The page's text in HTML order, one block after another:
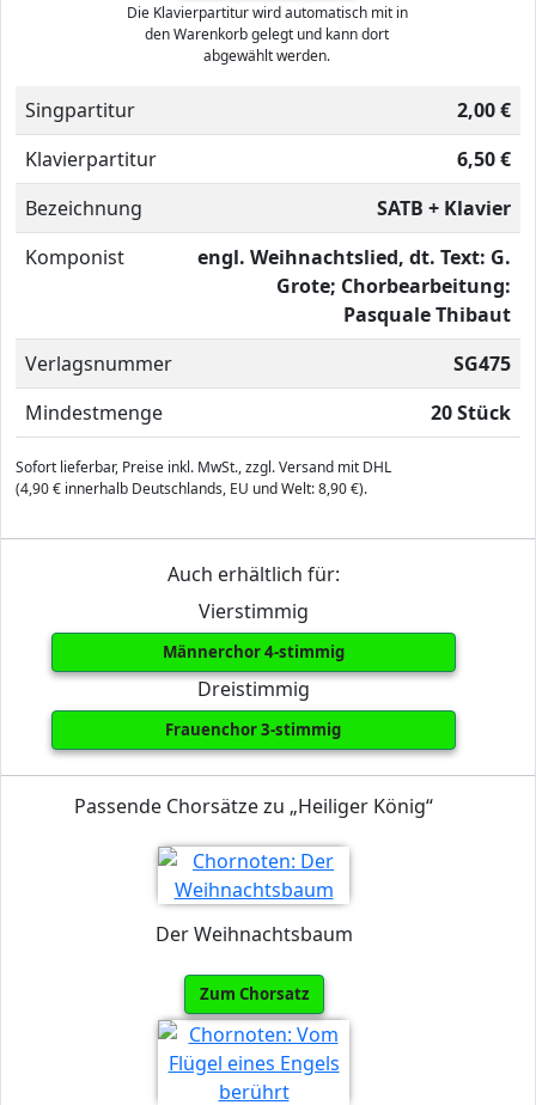
Die Klavierpartitur wird automatisch mit in
den Warenkorb gelegt und kann dort
abgewählt werden.
Singpartitur
2,00 €
Klavierpartitur
6,50 €
Bezeichnung
SATB + Klavier
Komponist
engl. Weihnachtslied, dt. Text: G.
Grote; Chorbearbeitung:
Pasquale Thibaut
Verlagsnummer
SG475
Mindestmenge
20 Stück
Sofort lieferbar, Preise inkl. MwSt., zzgl. Versand mit DHL
(4,90 € innerhalb Deutschlands, EU und Welt: 8,90 €).
Auch erhältlich für:
Vierstimmig
Männerchor 4-stimmig
Dreistimmig
Frauenchor 3-stimmig
Passende Chorsätze zu „Heiliger König“
Der Weihnachtsbaum
Zum Chorsatz